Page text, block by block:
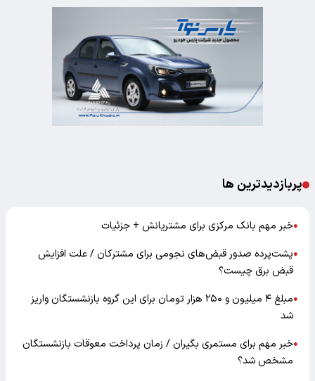
پربازدیدترین ها
●خبر مهم بانک مرکزی برای مشتریانش + جزئیات
●پشت‌پرده صدور قبض‌های نجومی برای مشترکان / علت افزایش
قبض برق چیست؟
●
مبلغ ۴ میلیون و ۲۵۰ هزار تومان برای این گروه بازنشستگان واریز
شد
●خبر مهم برای مستمری بگیران / زمان پرداخت معوقات بازنشستگان
مشخص شد؟